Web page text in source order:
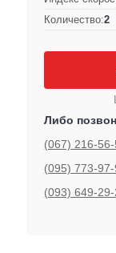
Количество:2
Либо
(067) 216-56-
(095) 773-97-
(093) 649-